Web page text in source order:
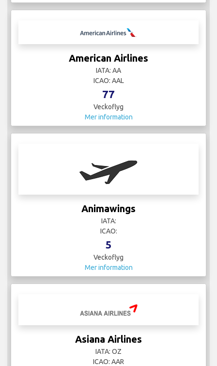
American Airlines
IATA: AA
ICAO: AAL
77
Veckoflyg
Mer information
Animawings
IATA:
ICAO:
5
Veckoflyg
Mer information
Asiana Airlines
IATA: OZ
ICAO: AAR